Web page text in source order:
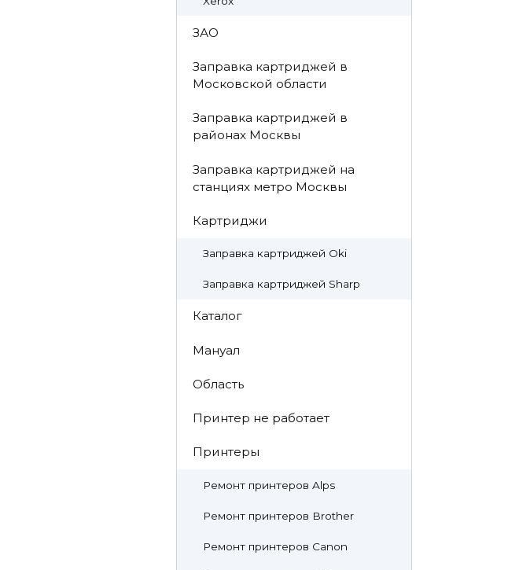
ЗАО
Заправка картриджей в
Московской области
Заправка картриджей в
районах Москвы
Заправка картриджей на
станциях метро Москвы
Картриджи
Заправка картриджей Oki
Заправка картриджей Sharp
Каталог
Мануал
Область
Принтер не работает
Принтеры
Ремонт принтеров Alps
Ремонт принтеров Brother
Ремонт принтеров Canon